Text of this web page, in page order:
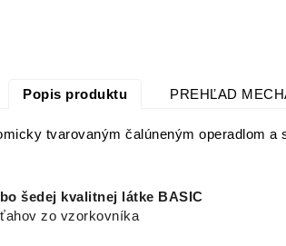
Popis produktu PREHĽAD
tvarovaným čalúneným operadlom a
šedej kvalitnej látke BASIC
zo vzorkovníka